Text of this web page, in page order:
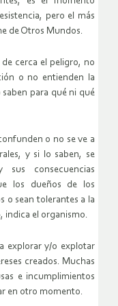
pero el más
de Otros Mundos.
cerca el peligro, no
o no entienden la
para qué ni qué
o no se ve a
y si lo saben, se
consecuencias
los dueños de los
o sean tolerantes a la
indica el organismo.
explorar y/o explotar
creados. Muchas
e incumplimientos
en otro momento.